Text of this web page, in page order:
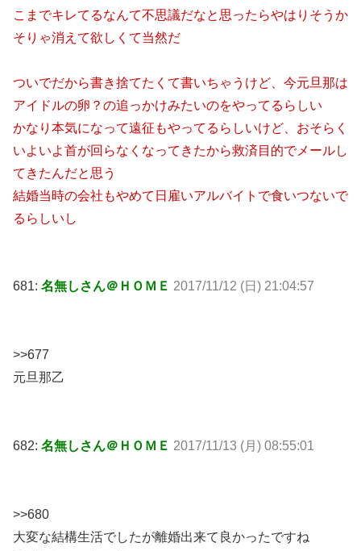
こまでキレてるなんて不思議だなと思ったらやはりそうか
そりゃ消えて欲しくて当然だ
ついでだから書き捨てたくて書いちゃうけど、今元旦那は
アイドルの卵？の追っかけみたいのをやってるらしい
かなり本気になって遠征もやってるらしいけど、おそらく
いよいよ首が回らなくなってきたから救済目的でメールし
てきたんだと思う
結婚当時の会社もやめて日雇いアルバイトで食いつないで
るらしいし
681: 名無しさん＠ＨＯＭＥ 2017/11/12 (日) 21:04:57
>>677
元旦那乙
682: 名無しさん＠ＨＯＭＥ 2017/11/13 (月) 08:55:01
>>680
大変な結構生活でしたが離婚出来て良かったですね